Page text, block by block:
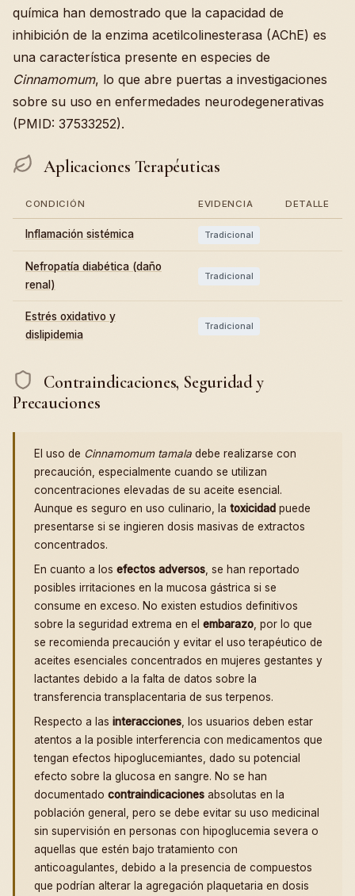
química han demostrado que la capacidad de
inhibición de la enzima acetilcolinesterasa (AChE) es
una característica presente en especies de
Cinnamomum, lo que abre puertas a investigaciones
sobre su uso en enfermedades neurodegenerativas
(PMID: 37533252).
Aplicaciones Terapéuticas
CONDICIÓN EVIDENCIA DETALLE
Inflamación sistémica Tradicional
Nefropatía diabética (daño
renal)
Tradicional
Estrés oxidativo y
dislipidemia
Tradicional
Contraindicaciones, Seguridad y
Precauciones
El uso de Cinnamomum tamala debe realizarse con
precaución, especialmente cuando se utilizan
concentraciones elevadas de su aceite esencial.
Aunque es seguro en uso culinario, la toxicidad puede
presentarse si se ingieren dosis masivas de extractos
concentrados.
En cuanto a los efectos adversos , se han reportado
posibles irritaciones en la mucosa gástrica si se
consume en exceso. No existen estudios definitivos
sobre la seguridad extrema en el embarazo , por lo que
se recomienda precaución y evitar el uso terapéutico de
aceites esenciales concentrados en mujeres gestantes y
lactantes debido a la falta de datos sobre la
transferencia transplacentaria de sus terpenos.
Respecto a las interacciones , los usuarios deben estar
atentos a la posible interferencia con medicamentos que
tengan efectos hipoglucemiantes, dado su potencial
efecto sobre la glucosa en sangre. No se han
documentado contraindicaciones absolutas en la
población general, pero se debe evitar su uso medicinal
sin supervisión en personas con hipoglucemia severa o
aquellas que estén bajo tratamiento con
anticoagulantes, debido a la presencia de compuestos
que podrían alterar la agregación plaquetaria en dosis